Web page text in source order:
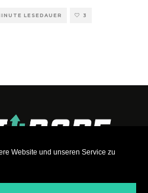
Website und unseren Service zu
LESEDAUER 3